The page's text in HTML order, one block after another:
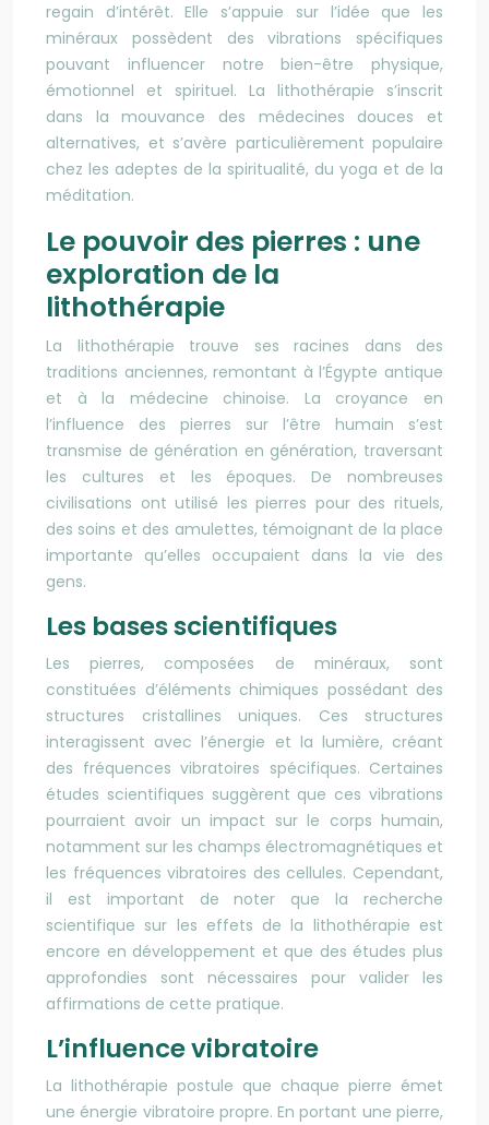
regain d’intérêt. Elle s’appuie sur l’idée que les
minéraux possèdent des vibrations spécifiques
pouvant influencer notre bien-être physique,
émotionnel et spirituel. La lithothérapie s’inscrit
dans la mouvance des médecines douces et
alternatives, et s’avère particulièrement populaire
chez les adeptes de la spiritualité, du yoga et de la
méditation.
Le pouvoir des pierres : une
exploration de la
lithothérapie
La lithothérapie trouve ses racines dans des
traditions anciennes, remontant à l’Égypte antique
et à la médecine chinoise. La croyance en
l’influence des pierres sur l’être humain s’est
transmise de génération en génération, traversant
les cultures et les époques. De nombreuses
civilisations ont utilisé les pierres pour des rituels,
des soins et des amulettes, témoignant de la place
importante qu’elles occupaient dans la vie des
gens.
Les bases scientifiques
Les pierres, composées de minéraux, sont
constituées d’éléments chimiques possédant des
structures cristallines uniques. Ces structures
interagissent avec l’énergie et la lumière, créant
des fréquences vibratoires spécifiques. Certaines
études scientifiques suggèrent que ces vibrations
pourraient avoir un impact sur le corps humain,
notamment sur les champs électromagnétiques et
les fréquences vibratoires des cellules. Cependant,
il est important de noter que la recherche
scientifique sur les effets de la lithothérapie est
encore en développement et que des études plus
approfondies sont nécessaires pour valider les
affirmations de cette pratique.
L’influence vibratoire
La lithothérapie postule que chaque pierre émet
une énergie vibratoire propre. En portant une pierre,